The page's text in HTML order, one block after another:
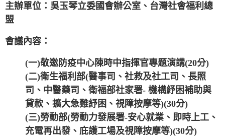
主辦單位：吳玉琴立委國會辦公室、 台灣社會福利總
盟
會議內容：
(一)敬邀防疫中心陳時中指揮官專題演講(20分)
(二)衛生福利部(醫事司、社救及社工司、長照
司、中醫藥司、衛福部社家署- 機構紓困補助與
貸款、擴大急難紓困、視障按摩等)(30分)
(三)勞動部(勞動力發展署-安心就業、即時上工、
充電再出發、庇護工場及視障按摩等)(30分)